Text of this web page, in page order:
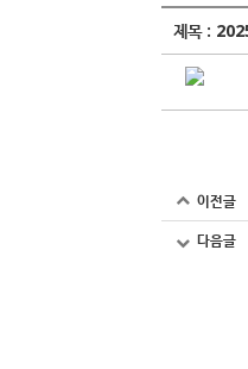
제목 :
이전글
다음글